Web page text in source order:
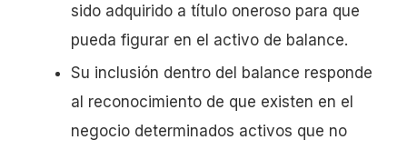
sido adquirido a título oneroso para que
pueda figurar en el activo de balance.
Su inclusión dentro del balance responde
al reconocimiento de que existen en el
negocio determinados activos que no